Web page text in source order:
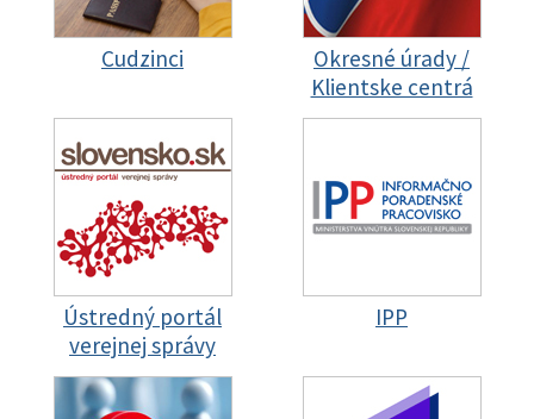
Cudzinci
Okresné úrady /
Klientske centrá
Ústredný portál
verejnej správy
IPP